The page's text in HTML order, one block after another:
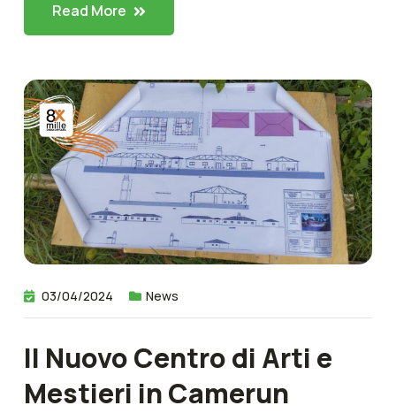
Read More
03/04/2024 News
Il Nuovo Centro di Arti e
Mestieri in Camerun